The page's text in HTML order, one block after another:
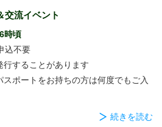
交流イベント
時頃
込不要
することがあります
ポートをお持ちの方は何度でもご入
続きを読む